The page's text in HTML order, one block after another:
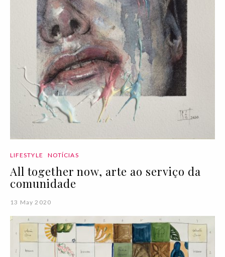
LIFESTYLE NOTÍCIAS
All together now, arte ao serviço da
comunidade
13 May 2020